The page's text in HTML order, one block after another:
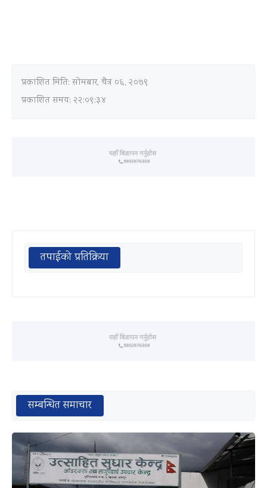
प्रकाशित मिति: सोमबार, चैत्र ०६, २०७९
प्रकाशित समय: २२:०९:३४
तपाईको प्रतिक्रिया
सम्बन्धित समाचार